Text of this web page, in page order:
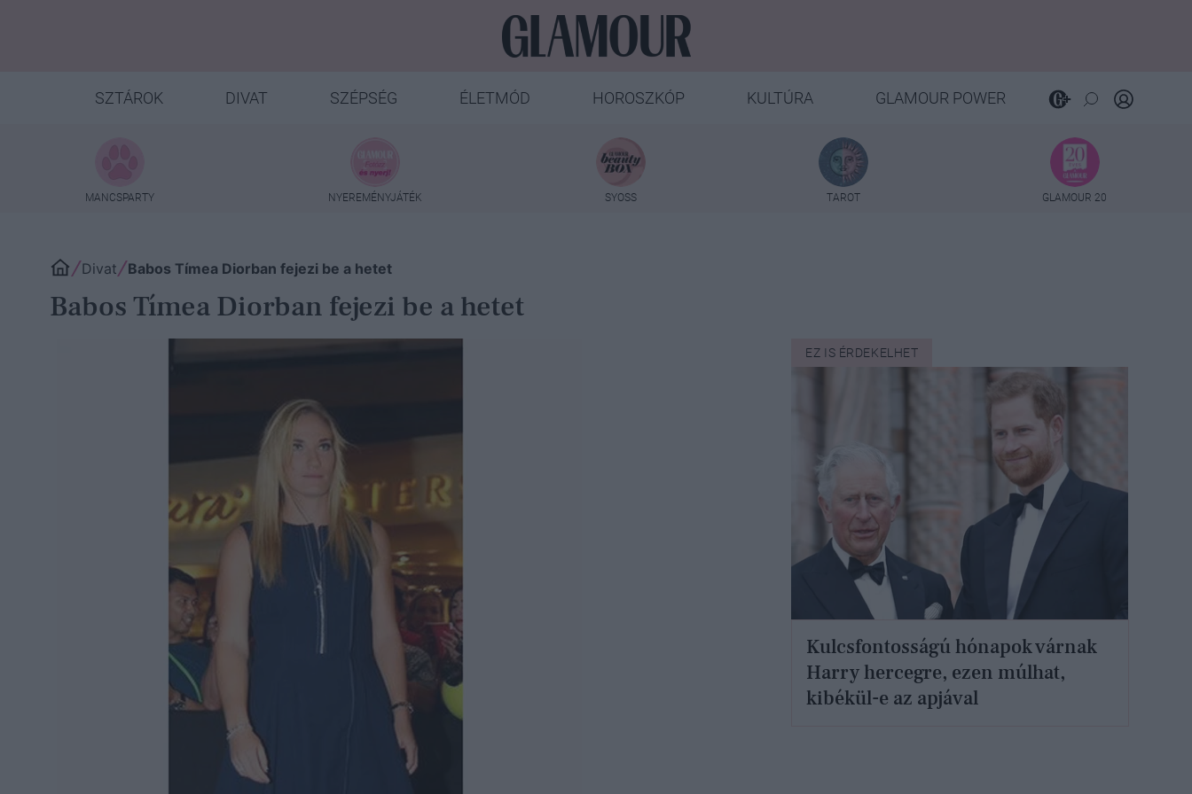
SZTÁROK DIVAT SZÉPSÉG ÉLETMÓD HOROSZKÓP KULTÚRA GLAMOUR POWER
MANCSPARTY NYEREMÉNYJÁTÉK SYOSS TAROT GLAMOUR 20
Divat Babos Tímea Diorban fejezi be a hetet
Babos Tímea Diorban fejezi be a hetet
EZ IS ÉRDEKELHET
Kulcsfontosságú hónapok várnak
Harry hercegre, ezen múlhat,
kibékül-e az apjával